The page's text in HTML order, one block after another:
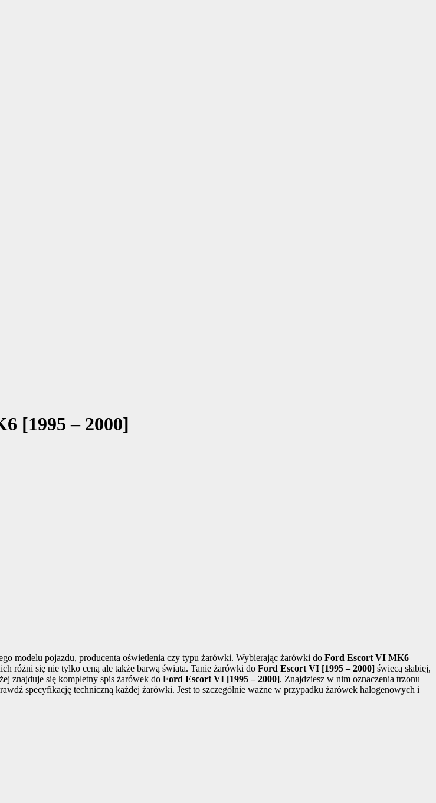
[1995 – 2000]
modelu pojazdu, producenta oświetlenia czy typu żarówki. Wybierając żarówki do Ford Escort VI MK6
różni się nie tylko ceną ale także barwą świata. Tanie żarówki do Ford Escort VI [1995 – 2000] świecą słabiej,
znajduje się kompletny spis żarówek do Ford Escort VI [1995 – 2000]. Znajdziesz w nim oznaczenia trzonu
specyfikację techniczną każdej żarówki. Jest to szczególnie ważne w przypadku żarówek halogenowych i